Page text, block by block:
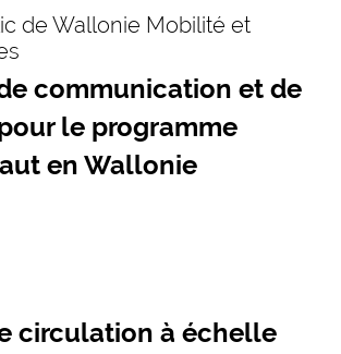
de Wallonie Mobilité et
communication et de
le programme
en Wallonie
circulation à échelle